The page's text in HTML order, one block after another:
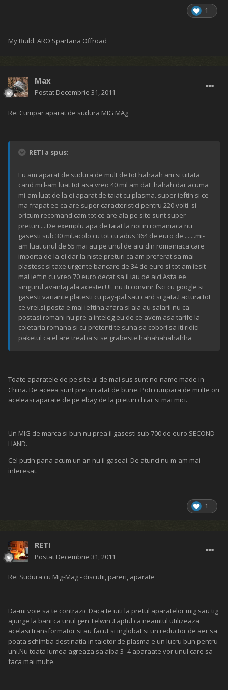
1
My Build: ARO Spartana Offroad
Max
Postat Decembrie 31, 2011
Re: Cumpar aparat de sudura MIG MAg
RETI a spus:
Eu am aparat de sudura de mult de tot hahaah am si uitata
cand mi l-am luat tot asa vreo 40 mil am dat .hahah dar acuma
mi-am luat de la ei aparat de taiat cu plasma. super ieftin si ce
ma frapat ee ca are super caracteristici pentru 220 volti. si
oricum recomand cam tot ce are ala pe site sunt super
preturi.....De exemplu apa de taiat la noi in romaniaca nu
gasesti sub 30 mil.acolo cu tot cu adus 364 de euro de .......mi-
am luat unul de 55 mai au pe unul de aici din romaniaca care
importa de la ei dar la niste preturi ca am preferat sa mai
plastesc si taxe urgente bancare de 34 de euro si tot am iesit
mai ieftin cu vreo 70 euro decat sa il iau de aici.Asta ee
singurul avantaj ala acestei UE nu iti convinr fsci cu google si
gasesti variante platesti cu pay-pal sau card si gata.Factura tot
ce vrei.si posta e mai ieftina afara si aia au salarii nu ca
postasi romani nu pre a inteleg eu de ce avem asa tarife la
coletaria romana.si cu pretenti te suna sa cobori sa iti ridici
paketul ca el are treaba si se grabeste hahahahahahha
Toate aparatele de pe site-ul de mai sus sunt no-name made in
China. De aceea sunt preturi atat de bune. Poti cumpara de multe ori
aceleasi aparate de pe ebay.de la preturi chiar si mai mici.
Un MIG de marca si bun nu prea il gasesti sub 700 de euro SECOND
HAND.
Cel putin pana acum un an nu il gaseai. De atunci nu m-am mai
interesat.
1
RETI
Postat Decembrie 31, 2011
Re: Sudura cu Mig-Mag - discutii, pareri, aparate
Da-mi voie sa te contrazic.Daca te uiti la pretul aparatelor mig sau tig
ajunge la bani ca unul gen Telwin .Faptul ca neamtul utilizeaza
acelasi transformator si au facut si inglobat si un reductor de aer sa
poata schimba destinatia in taietor de plasma e un lucru bun pentru
uni.Nu toata lumea agreaza sa aiba 3 -4 aparaate vor unul care sa
faca mai multe.